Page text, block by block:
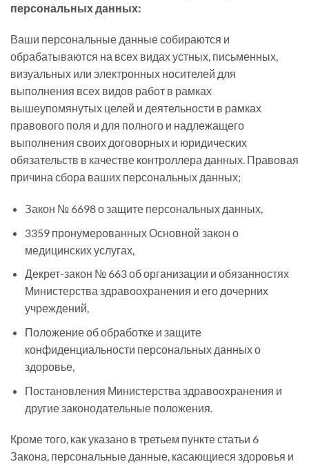
персональных данных:
Ваши персональные данные собираются и
обрабатываются на всех видах устных, письменных,
визуальных или электронных носителей для
выполнения всех видов работ в рамках
вышеупомянутых целей и деятельности в рамках
правового поля и для полного и надлежащего
выполнения своих договорных и юридических
обязательств в качестве контроллера данных. Правовая
причина сбора ваших персональных данных;
Закон № 6698 о защите персональных данных,
3359 пронумерованных Основной закон о
медицинских услугах,
Декрет-закон № 663 об организации и обязанностях
Министерства здравоохранения и его дочерних
учреждений,
Положение об обработке и защите
конфиденциальности персональных данных о
здоровье,
Постановления Министерства здравоохранения и
другие законодательные положения.
Кроме того, как указано в третьем пункте статьи 6
Закона, персональные данные, касающиеся здоровья и